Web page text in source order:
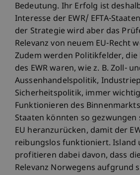
Bedeutung. Ihr Erfolg ist
Interesse der EWR/ EFTA-
der Strategie wird aber das
Relevanz von neuem EU-Recht
Zudem werden Politikfelder, die
des EWR waren, wie z. B. Zoll-
Aussenhandelspolitik,
Sicherheitspolitik, immer
Funktionieren des
Staaten könnten so gezwungen
EU heranzurücken, damit der
reibungslos funktioniert. Island
profitieren dabei davon, dass
Relevanz Norwegens aufgrund